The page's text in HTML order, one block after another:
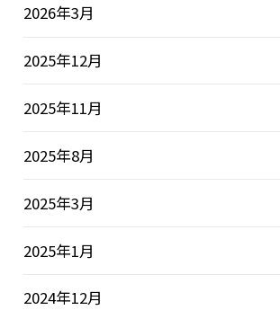
2026年3月
2025年12月
2025年11月
2025年8月
2025年3月
2025年1月
2024年12月